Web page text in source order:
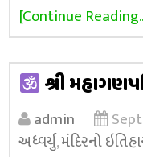
[Continue
શ્રી
admin
અધ્વર્યુ,મંદિરનો